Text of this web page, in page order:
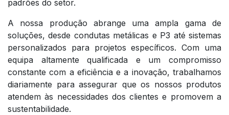
padrões do setor.
A nossa produção abrange uma ampla gama de
soluções, desde condutas metálicas e P3 até sistemas
personalizados para projetos específicos. Com uma
equipa altamente qualificada e um compromisso
constante com a eficiência e a inovação, trabalhamos
diariamente para assegurar que os nossos produtos
atendem às necessidades dos clientes e promovem a
sustentabilidade.